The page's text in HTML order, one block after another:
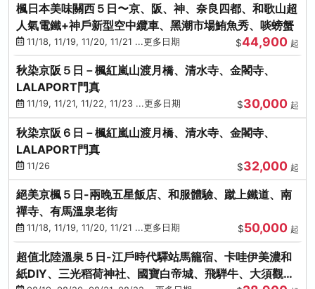
楓日本美味關西５日〜京、阪、神、奈良四都、和歌山超
人氣電鐵+神戶新型空中纜車、黑潮市場鮪魚秀、啖螃蟹
11/18, 11/19, 11/20, 11/21 ...更多日期 $44,900 起
秋染京阪５日－楓紅嵐山渡月橋、清水寺、金閣寺、
LALAPORT門真
11/19, 11/21, 11/22, 11/23 ...更多日期 $30,000 起
秋染京阪６日－楓紅嵐山渡月橋、清水寺、金閣寺、
LALAPORT門真
11/26 $32,000 起
絕美京楓５日-兩晚五星飯店、和服體驗、蹴上鐵道、南
禪寺、有馬溫泉老街
11/18, 11/19, 11/20, 11/21 ...更多日期 $50,000 起
超值北陸溫泉５日-江戶時代驛站馬籠宿、卡哇伊美濃和
紙DIY、三光稻荷神社、國寶白帝城、飛騨牛、大須觀音